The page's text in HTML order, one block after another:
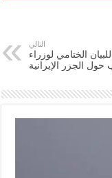
التالي
الختامي لوزراء
حول الجزر الإيرانية